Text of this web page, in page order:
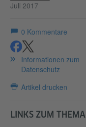
Juli 2017
0 Kommentare
teilenteilen
Informationen zum
Datenschutz
Artikel drucken
LINKS ZUM THEMA